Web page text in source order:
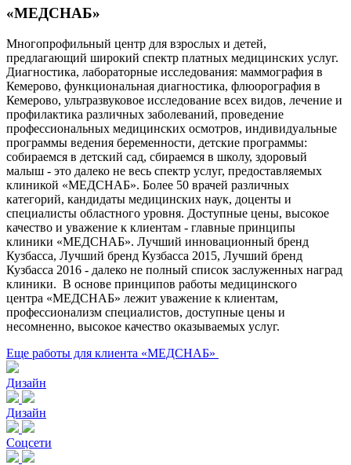
«МЕДСНАБ»
Многопрофильный центр для взрослых и детей,
предлагающий широкий спектр платных медицинских услуг.
Диагностика, лабораторные исследования: маммография в
Кемерово, функциональная диагностика, флюорография в
Кемерово, ультразвуковое исследование всех видов, лечение и
профилактика различных заболеваний, проведение
профессиональных медицинских осмотров, индивидуальные
программы ведения беременности, детские программы:
собираемся в детский сад, сбираемся в школу, здоровый
малыш - это далеко не весь спектр услуг, предоставляемых
клиникой «МЕДСНАБ». Более 50 врачей различных
категорий, кандидаты медицинских наук, доценты и
специалисты областного уровня. Доступные цены, высокое
качество и уважение к клиентам - главные принципы
клиники «МЕДСНАБ». Лучший инновационный бренд
Кузбасса, Лучший бренд Кузбасса 2015, Лучший бренд
Кузбасса 2016 - далеко не полный список заслуженных наград
клиники. В основе принципов работы медицинского
центра «МЕДСНАБ» лежит уважение к клиентам,
профессионализм специалистов, доступные цены и
несомненно, высокое качество оказываемых услуг.
Еще работы для клиента «МЕДСНАБ»
Дизайн
Дизайн
Соцсети